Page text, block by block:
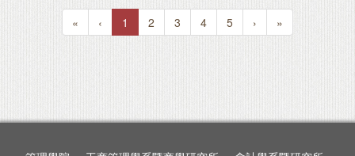
« ‹ 1 2 3 4 5 › »